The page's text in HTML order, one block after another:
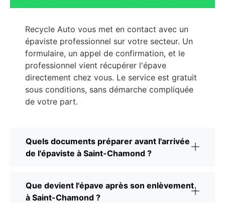
Recycle Auto vous met en contact avec un
épaviste professionnel sur votre secteur. Un
formulaire, un appel de confirmation, et le
professionnel vient récupérer l'épave
directement chez vous. Le service est gratuit
sous conditions, sans démarche compliquée
de votre part.
Quels documents préparer avant l'arrivée
de l'épaviste à Saint-Chamond ?
Que devient l'épave après son enlèvement
à Saint-Chamond ?